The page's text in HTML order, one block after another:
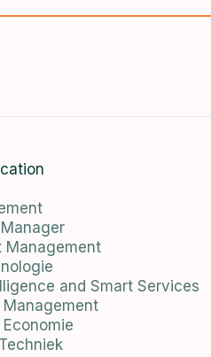
Management
and Smart Services